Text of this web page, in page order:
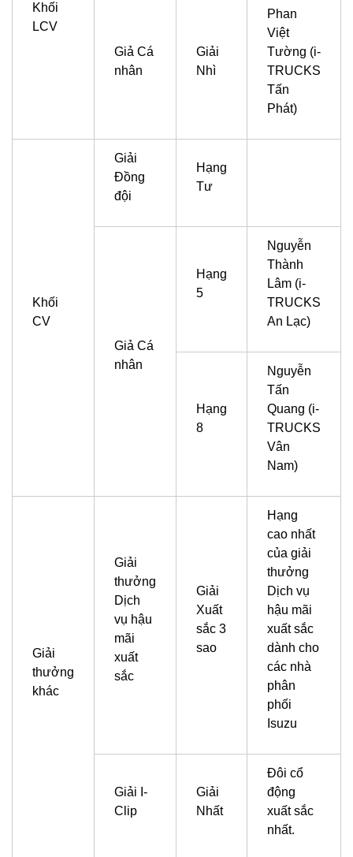
Khối
LCV
Giả Cá
nhân
Giải
Nhì
Phan
Việt
Tường (i-
TRUCKS
Tấn
Phát)
Khối
CV
Giải
Đồng
đội
Hạng
Tư
Giả Cá
nhân
Hạng
5
Nguyễn
Thành
Lâm (i-
TRUCKS
An Lạc)
Hạng
8
Nguyễn
Tấn
Quang (i-
TRUCKS
Vân
Nam)
Giải
thưởng
khác
Giải
thưởng
Dịch
vụ hậu
mãi
xuất
sắc
Giải
Xuất
sắc 3
sao
Hạng
cao nhất
của giải
thưởng
Dịch vụ
hậu mãi
xuất sắc
dành cho
các nhà
phân
phối
Isuzu
Giải I-
Clip
Giải
Nhất
Đôi cổ
động
xuất sắc
nhất.